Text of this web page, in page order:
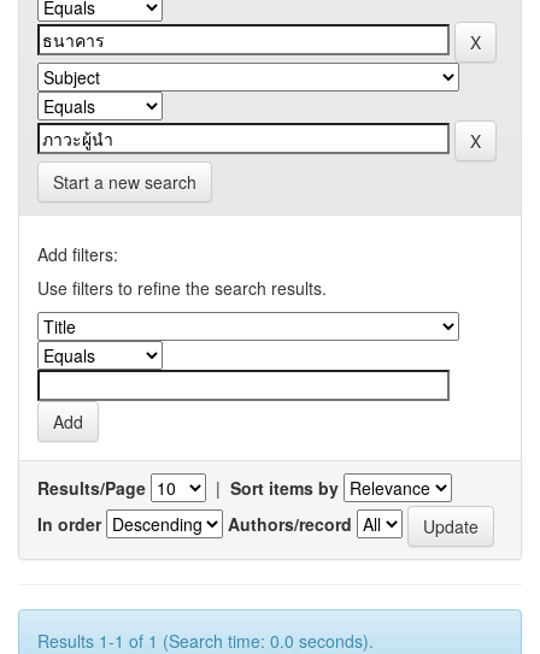
Start a new search
Add filters:
Use filters to refine the search results.
Results/Page | Sort items by
In order
Authors/record
Results 1-1 of 1 (Search time: 0.0 seconds).